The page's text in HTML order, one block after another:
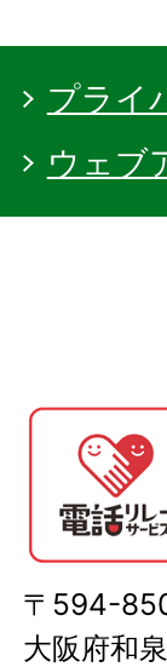
プライ
ウェブ
〒594-
大阪府和